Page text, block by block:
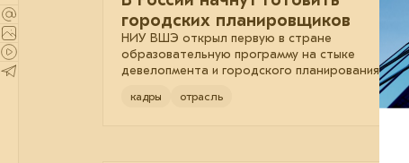
городских планировщиков
НИУ ВШЭ открыл первую в стране
образовательную программу на стыке
девелопмента и городского планирования.
кадры отрасль